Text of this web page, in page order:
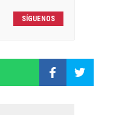
SÍGUENOS